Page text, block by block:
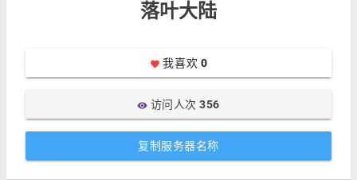
落叶大陆
favorite 我喜欢 0
visibility访问人次356
复制服务器名称